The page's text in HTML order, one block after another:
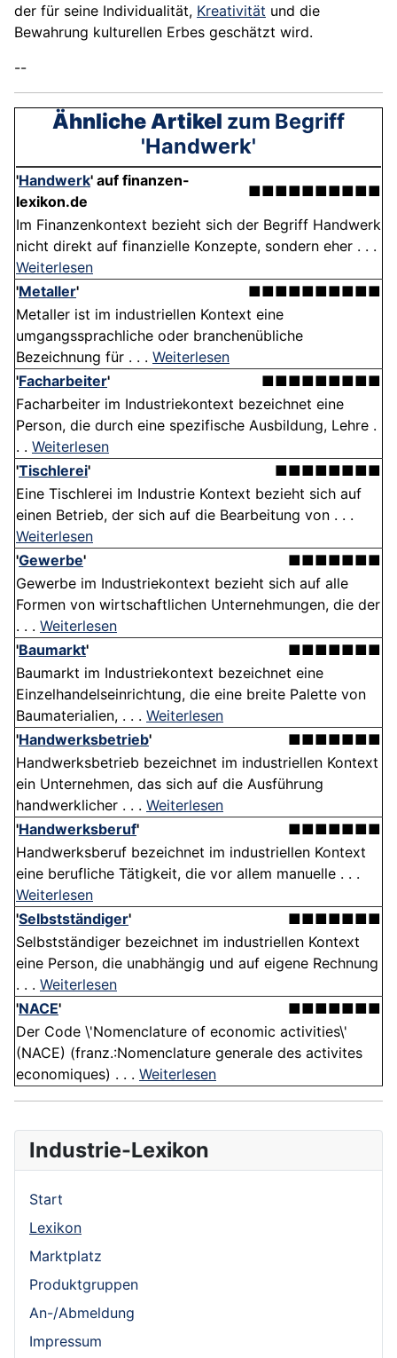
der für seine Individualität, Kreativität und die
Bewahrung kulturellen Erbes geschätzt wird.
--
Ähnliche Artikel zum Begriff
'Handwerk'
'Handwerk' auf finanzen-
lexikon.de
■■■■■■■■■■
Im Finanzenkontext bezieht sich der Begriff Handwerk
nicht direkt auf finanzielle Konzepte, sondern eher . . .
Weiterlesen
'Metaller'
■■■■■■■■■■
Metaller ist im industriellen Kontext eine
umgangssprachliche oder branchenübliche
Bezeichnung für . . . Weiterlesen
'Facharbeiter'
■■■■■■■■■
Facharbeiter im Industriekontext bezeichnet eine
Person, die durch eine spezifische Ausbildung, Lehre .
. . Weiterlesen
'Tischlerei'
■■■■■■■■
Eine Tischlerei im Industrie Kontext bezieht sich auf
einen Betrieb, der sich auf die Bearbeitung von . . .
Weiterlesen
'Gewerbe'
■■■■■■■
Gewerbe im Industriekontext bezieht sich auf alle
Formen von wirtschaftlichen Unternehmungen, die der
. . . Weiterlesen
'Baumarkt'
■■■■■■■
Baumarkt im Industriekontext bezeichnet eine
Einzelhandelseinrichtung, die eine breite Palette von
Baumaterialien, . . . Weiterlesen
'Handwerksbetrieb'
■■■■■■■
Handwerksbetrieb bezeichnet im industriellen Kontext
ein Unternehmen, das sich auf die Ausführung
handwerklicher . . . Weiterlesen
'Handwerksberuf'
■■■■■■■
Handwerksberuf bezeichnet im industriellen Kontext
eine berufliche Tätigkeit, die vor allem manuelle . . .
Weiterlesen
'Selbstständiger'
■■■■■■■
Selbstständiger bezeichnet im industriellen Kontext
eine Person, die unabhängig und auf eigene Rechnung
. . . Weiterlesen
'NACE'
■■■■■■■
Der Code \'Nomenclature of economic activities\'
(NACE) (franz.:Nomenclature generale des activites
economiques) . . . Weiterlesen
Industrie-Lexikon
Start
Lexikon
Marktplatz
Produktgruppen
An-/Abmeldung
Impressum